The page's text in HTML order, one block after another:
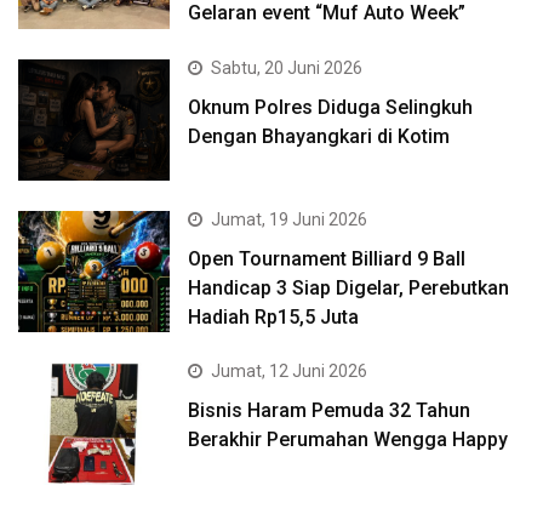
Gelaran event “Muf Auto Week”
Sabtu, 20 Juni 2026
Oknum Polres Diduga Selingkuh
Dengan Bhayangkari di Kotim
Jumat, 19 Juni 2026
Open Tournament Billiard 9 Ball
Handicap 3 Siap Digelar, Perebutkan
Hadiah Rp15,5 Juta
Jumat, 12 Juni 2026
Bisnis Haram Pemuda 32 Tahun
Berakhir Perumahan Wengga Happy